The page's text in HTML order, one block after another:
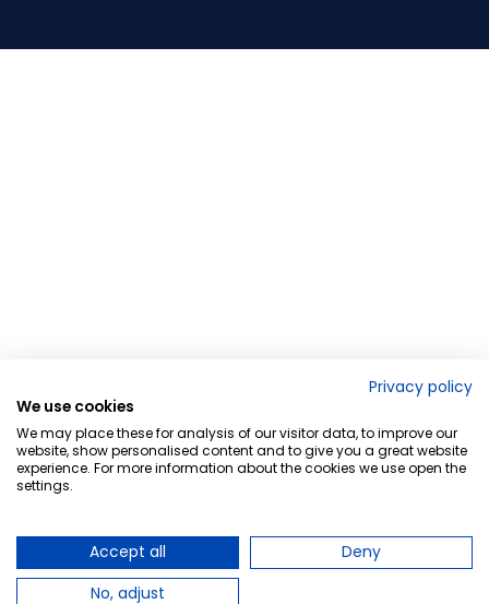
Privacy policy
We use cookies
We may place these for analysis of our visitor data, to improve our
website, show personalised content and to give you a great website
experience. For more information about the cookies we use open the
settings.
Accept all
Deny
No, adjust